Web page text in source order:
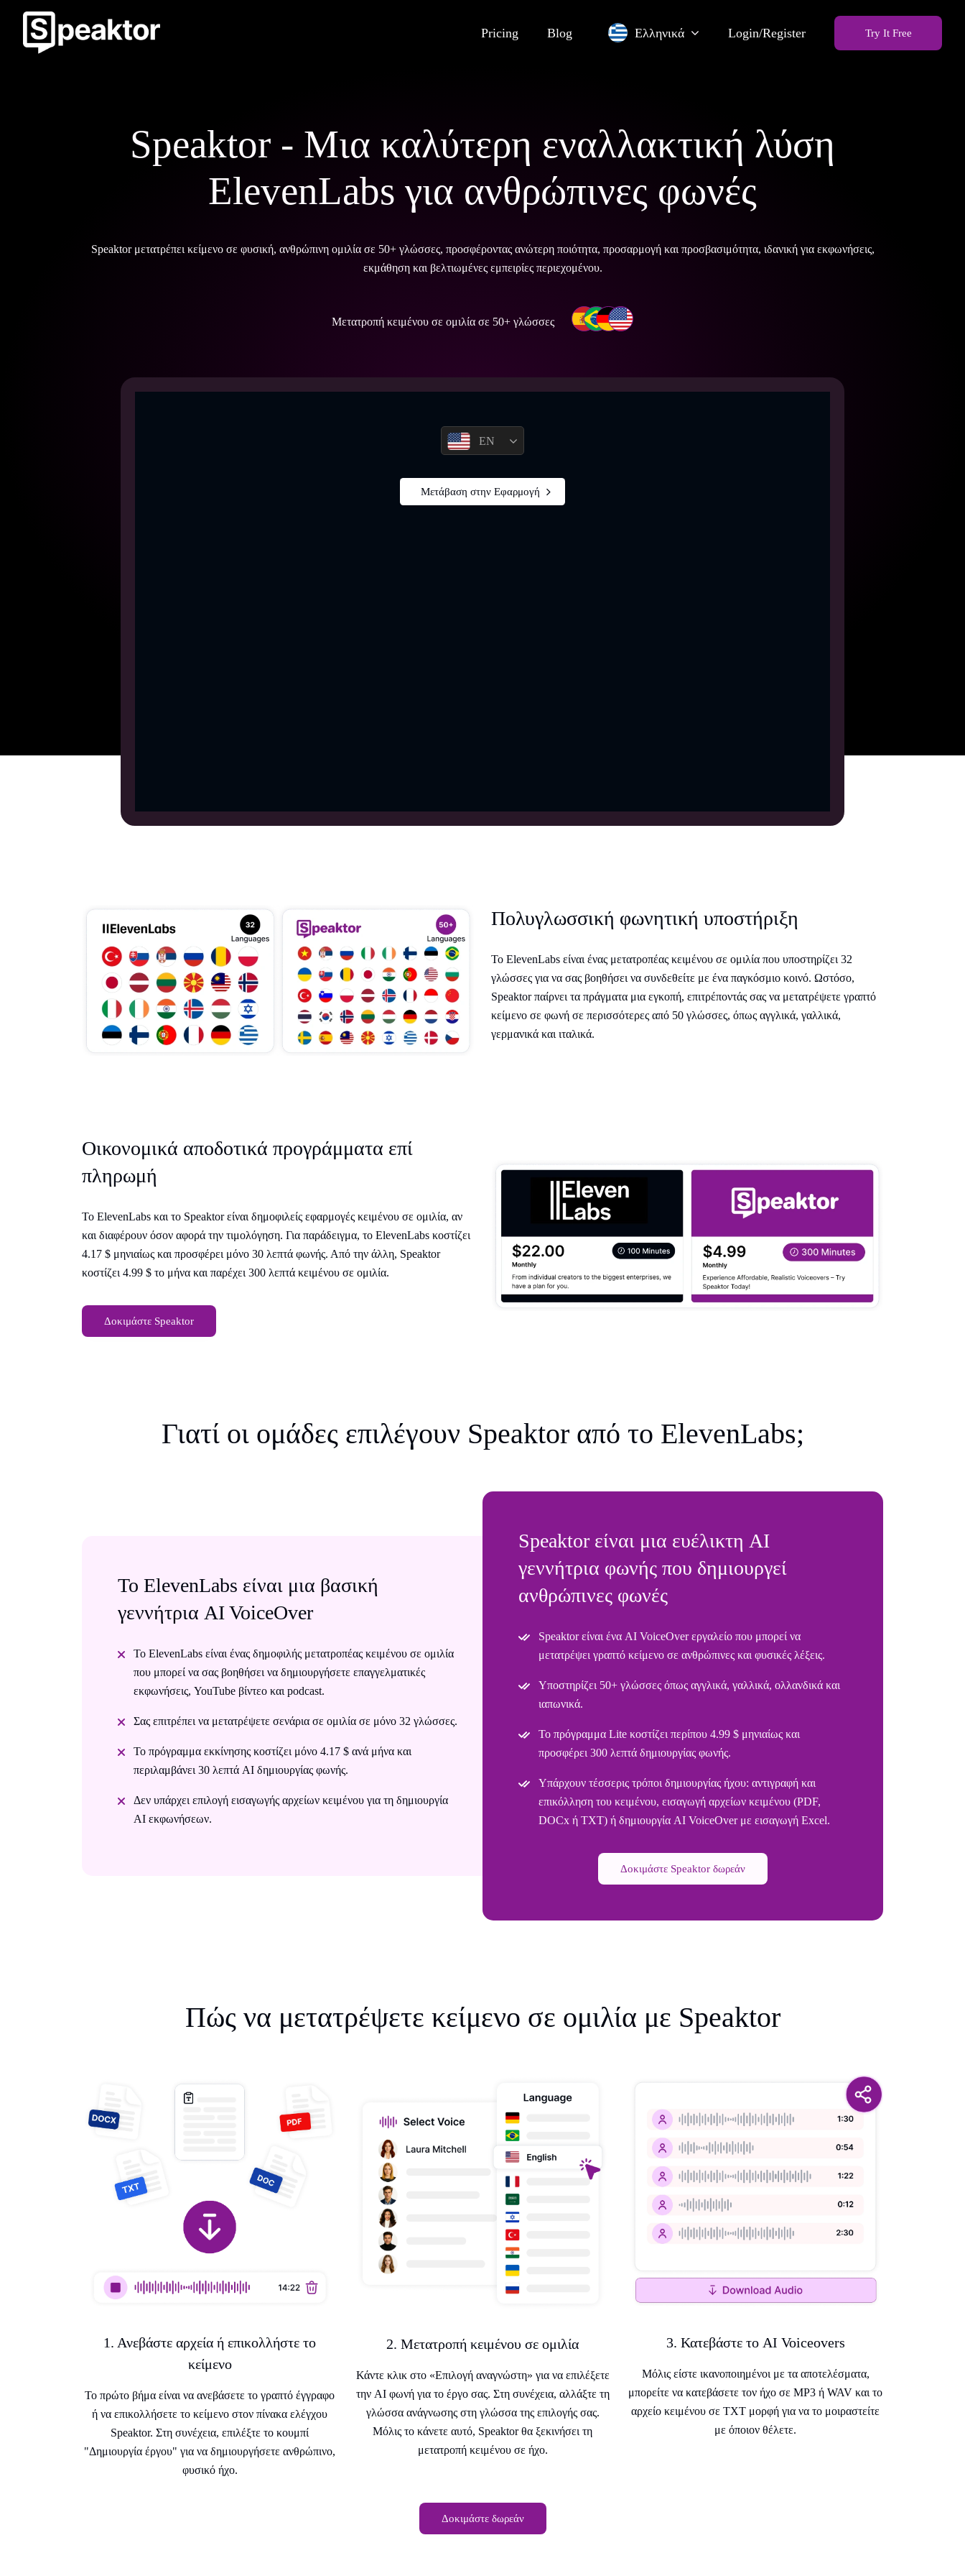
Pricing Blog Ελληνικά Login/Register Try It Free
Speaktor - Μια καλύτερη εναλλακτική λύση
ElevenLabs για ανθρώπινες φωνές
Speaktor μετατρέπει κείμενο σε φυσική, ανθρώπινη ομιλία σε 50+ γλώσσες, προσφέροντας ανώτερη ποιότητα, προσαρμογή και προσβασιμότητα, ιδανική για εκφωνήσεις,
εκμάθηση και βελτιωμένες εμπειρίες περιεχομένου.
Μετατροπή κειμένου σε ομιλία σε 50+ γλώσσες
EN
Μετάβαση στην Εφαρμογή
Πολυγλωσσική φωνητική υποστήριξη
Το ElevenLabs είναι ένας μετατροπέας κειμένου σε ομιλία που υποστηρίζει 32
γλώσσες για να σας βοηθήσει να συνδεθείτε με ένα παγκόσμιο κοινό. Ωστόσο,
Speaktor παίρνει τα πράγματα μια εγκοπή, επιτρέποντάς σας να μετατρέψετε γραπτό
κείμενο σε φωνή σε περισσότερες από 50 γλώσσες, όπως αγγλικά, γαλλικά,
γερμανικά και ιταλικά.
Οικονομικά αποδοτικά προγράμματα επί
πληρωμή
Το ElevenLabs και το Speaktor είναι δημοφιλείς εφαρμογές κειμένου σε ομιλία, αν
και διαφέρουν όσον αφορά την τιμολόγηση. Για παράδειγμα, το ElevenLabs κοστίζει
4.17 $ μηνιαίως και προσφέρει μόνο 30 λεπτά φωνής. Από την άλλη, Speaktor
κοστίζει 4.99 $ το μήνα και παρέχει 300 λεπτά κειμένου σε ομιλία.
Δοκιμάστε Speaktor
Γιατί οι ομάδες επιλέγουν Speaktor από το ElevenLabs;
Το ElevenLabs είναι μια βασική
γεννήτρια AI VoiceOver
Το ElevenLabs είναι ένας δημοφιλής μετατροπέας κειμένου σε ομιλία
που μπορεί να σας βοηθήσει να δημιουργήσετε επαγγελματικές
εκφωνήσεις, YouTube βίντεο και podcast.
Σας επιτρέπει να μετατρέψετε σενάρια σε ομιλία σε μόνο 32 γλώσσες.
Το πρόγραμμα εκκίνησης κοστίζει μόνο 4.17 $ ανά μήνα και
περιλαμβάνει 30 λεπτά AI δημιουργίας φωνής.
Δεν υπάρχει επιλογή εισαγωγής αρχείων κειμένου για τη δημιουργία
AI εκφωνήσεων.
Speaktor είναι μια ευέλικτη AI
γεννήτρια φωνής που δημιουργεί
ανθρώπινες φωνές
Speaktor είναι ένα AI VoiceOver εργαλείο που μπορεί να
μετατρέψει γραπτό κείμενο σε ανθρώπινες και φυσικές λέξεις.
Υποστηρίζει 50+ γλώσσες όπως αγγλικά, γαλλικά, ολλανδικά και
ιαπωνικά.
Το πρόγραμμα Lite κοστίζει περίπου 4.99 $ μηνιαίως και
προσφέρει 300 λεπτά δημιουργίας φωνής.
Υπάρχουν τέσσερις τρόποι δημιουργίας ήχου: αντιγραφή και
επικόλληση του κειμένου, εισαγωγή αρχείων κειμένου (PDF,
DOCx ή TXT) ή δημιουργία AI VoiceOver με εισαγωγή Excel.
Δοκιμάστε Speaktor δωρεάν
Πώς να μετατρέψετε κείμενο σε ομιλία με Speaktor
1. Ανεβάστε αρχεία ή επικολλήστε το
κείμενο
Το πρώτο βήμα είναι να ανεβάσετε το γραπτό έγγραφο
ή να επικολλήσετε το κείμενο στον πίνακα ελέγχου
Speaktor. Στη συνέχεια, επιλέξτε το κουμπί
"Δημιουργία έργου" για να δημιουργήσετε ανθρώπινο,
φυσικό ήχο.
2. Μετατροπή κειμένου σε ομιλία
Κάντε κλικ στο «Επιλογή αναγνώστη» για να επιλέξετε
την AI φωνή για το έργο σας. Στη συνέχεια, αλλάξτε τη
γλώσσα ανάγνωσης στη γλώσσα της επιλογής σας.
Μόλις το κάνετε αυτό, Speaktor θα ξεκινήσει τη
μετατροπή κειμένου σε ήχο.
3. Κατεβάστε το AI Voiceovers
Μόλις είστε ικανοποιημένοι με τα αποτελέσματα,
μπορείτε να κατεβάσετε τον ήχο σε MP3 ή WAV και το
αρχείο κειμένου σε TXT μορφή για να το μοιραστείτε
με όποιον θέλετε.
Δοκιμάστε δωρεάν